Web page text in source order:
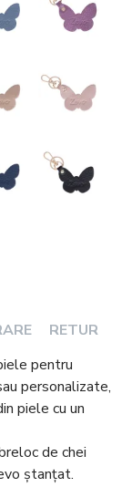
RETUR
pentru
personalizate,
piele cu un
de chei
ștanțat.